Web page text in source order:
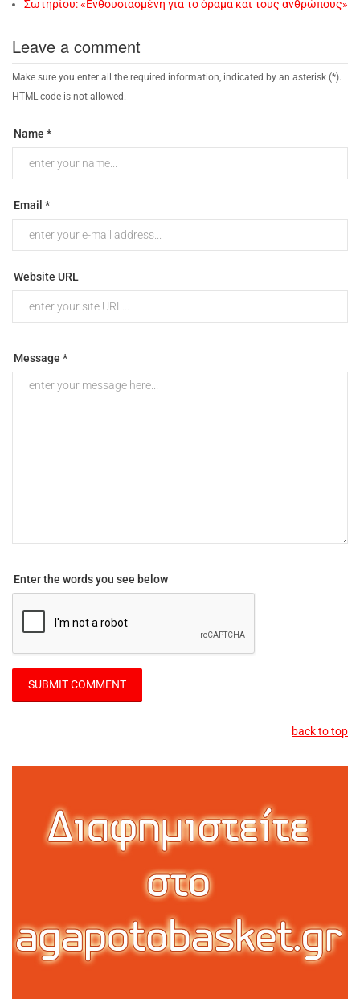
Σωτηρίου: «Eνθουσιασμένη για το όραμα και τους ανθρώπους»
Leave a comment
Make sure you enter all the required information, indicated by an asterisk (*).
HTML code is not allowed.
Name *
Email *
Website URL
Message *
Enter the words you see below
back to top